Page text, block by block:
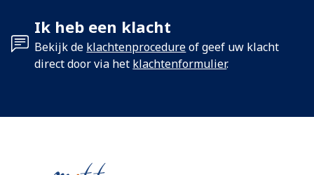
Ik heb een klacht
Bekijk de klachtenprocedureof geef uw klacht
direct door via het klachtenformulier.